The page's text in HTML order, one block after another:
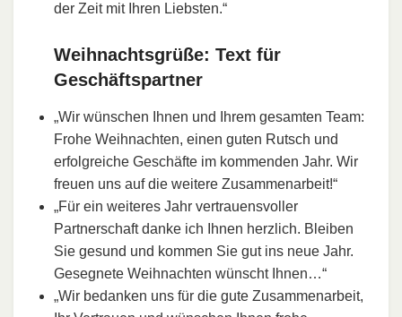
der Zeit mit Ihren Liebsten.“
Weihnachtsgrüße: Text für
Geschäftspartner
„Wir wünschen Ihnen und Ihrem gesamten Team:
Frohe Weihnachten, einen guten Rutsch und
erfolgreiche Geschäfte im kommenden Jahr. Wir
freuen uns auf die weitere Zusammenarbeit!“
„Für ein weiteres Jahr vertrauensvoller
Partnerschaft danke ich Ihnen herzlich. Bleiben
Sie gesund und kommen Sie gut ins neue Jahr.
Gesegnete Weihnachten wünscht Ihnen…“
„Wir bedanken uns für die gute Zusammenarbeit,